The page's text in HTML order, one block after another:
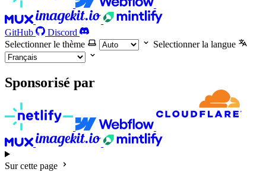
GitHub
Discord
Selectionner le thème
Selectionner la langue
Sponsorisé par
Sur cette page